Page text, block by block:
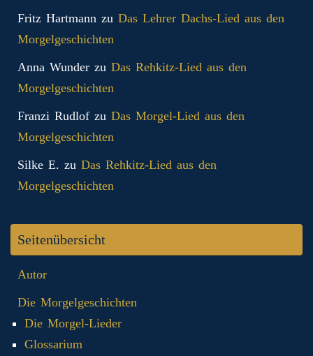
Fritz Hartmann zu Das Lehrer Dachs-Lied aus den
Morgelgeschichten
Anna Wunder zu Das Rehkitz-Lied aus den
Morgelgeschichten
Franzi Rudlof zu Das Morgel-Lied aus den
Morgelgeschichten
Silke E. zu Das Rehkitz-Lied aus den
Morgelgeschichten
Seitenübersicht
Autor
Die Morgelgeschichten
Die Morgel-Lieder
Glossarium